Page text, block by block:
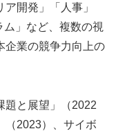
開発」「人事」
ム」など、複数の視
企業の競争力向上の
題と展望」（2022
（2023）、サイボ